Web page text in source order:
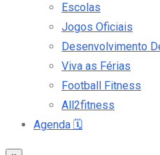
Escolas
Jogos Oficiais
Desenvolvimento
Viva as Férias
Football Fitness
All2fitness
Agenda 🗓️